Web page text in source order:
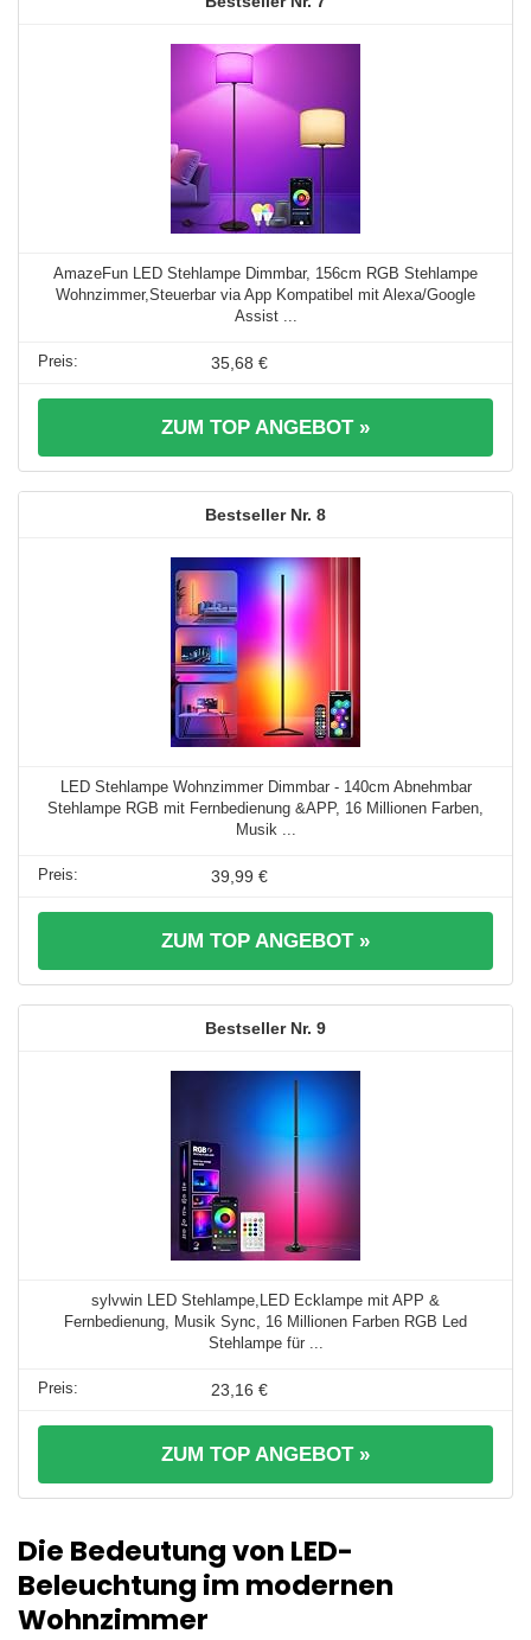
AmazeFun LED Stehlampe Dimmbar, 156cm RGB Stehlampe
Wohnzimmer,Steuerbar via App Kompatibel mit Alexa/Google
Assist ...
35,68 €
ZUM TOP ANGEBOT »
8
LED Stehlampe Wohnzimmer Dimmbar - 140cm Abnehmbar
Stehlampe RGB mit Fernbedienung &APP, 16 Millionen Farben,
Musik ...
39,99 €
ZUM TOP ANGEBOT »
9
sylvwin LED Stehlampe,LED Ecklampe mit APP &
Fernbedienung, Musik Sync, 16 Millionen Farben RGB Led
Stehlampe für ...
23,16 €
ZUM TOP ANGEBOT »
Die Bedeutung von LED-
Beleuchtung im modernen
Wohnzimmer